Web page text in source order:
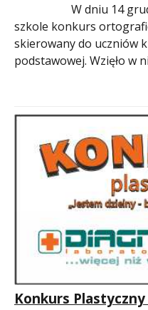
W dniu 14 grudnia
szkole konkurs
skierowany do uczniów
podstawowej. Wzięło w
Konkurs